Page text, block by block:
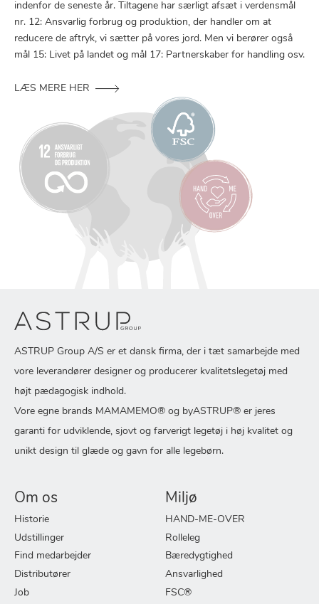
indenfor de seneste år. Tiltagene har særligt afsæt i verdensmål
nr. 12: Ansvarlig forbrug og produktion, der handler om at
reducere de aftryk, vi sætter på vores jord. Men vi berører også
mål 15: Livet på landet og mål 17: Partnerskaber for handling osv.
LÆS MERE HER
ASTRUP Group A/S er et dansk firma, der i tæt samarbejde med
vore leverandører designer og producerer kvalitetslegetøj med
højt pædagogisk indhold.
Vore egne brands MAMAMEMO® og byASTRUP® er jeres
garanti for udviklende, sjovt og farverigt legetøj i høj kvalitet og
unikt design til glæde og gavn for alle legebørn.
Om os
Historie
Udstillinger
Find medarbejder
Distributører
Job
Miljø
HAND-ME-OVER
Rolleleg
Bæredygtighed
Ansvarlighed
FSC®